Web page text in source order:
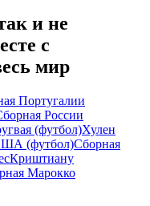
и не
с
мир
Португалии
России
(футбол)Хулен
(футбол)Сборная
Криштиану
Марокко